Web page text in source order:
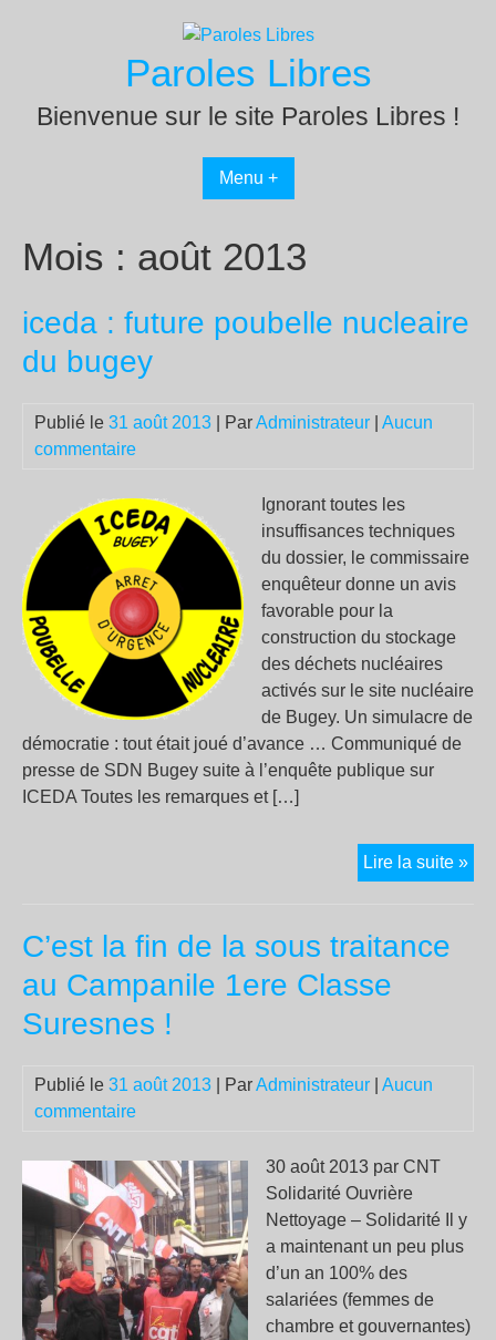
Paroles Libres
Bienvenue sur le site Paroles Libres !
Menu +
Mois : août 2013
iceda : future poubelle nucleaire
du bugey
Publié le 31 août 2013 | ParAdministrateur
Aucun
commentaire
Ignorant toutes les
insuffisances techniques
du dossier, le commissaire
enquêteur donne un avis
favorable pour la
construction du stockage
des déchets nucléaires
activés sur le site nucléaire
de Bugey. Un simulacre de
démocratie : tout était joué d’avance … Communiqué de
presse de SDN Bugey suite à l’enquête publique sur
ICEDA Toutes les remarques et […]
Lire la suite »
:
C’est la fin de la sous traitance
au Campanile 1ere Classe
Suresnes !
Publié le 31 août 2013 | ParAdministrateur
Aucun
commentaire
30 août 2013 par CNT
Solidarité Ouvrière
Nettoyage – Solidarité Il y
a maintenant un peu plus
d’un an 100% des
salariées (femmes de
chambre et gouvernantes)